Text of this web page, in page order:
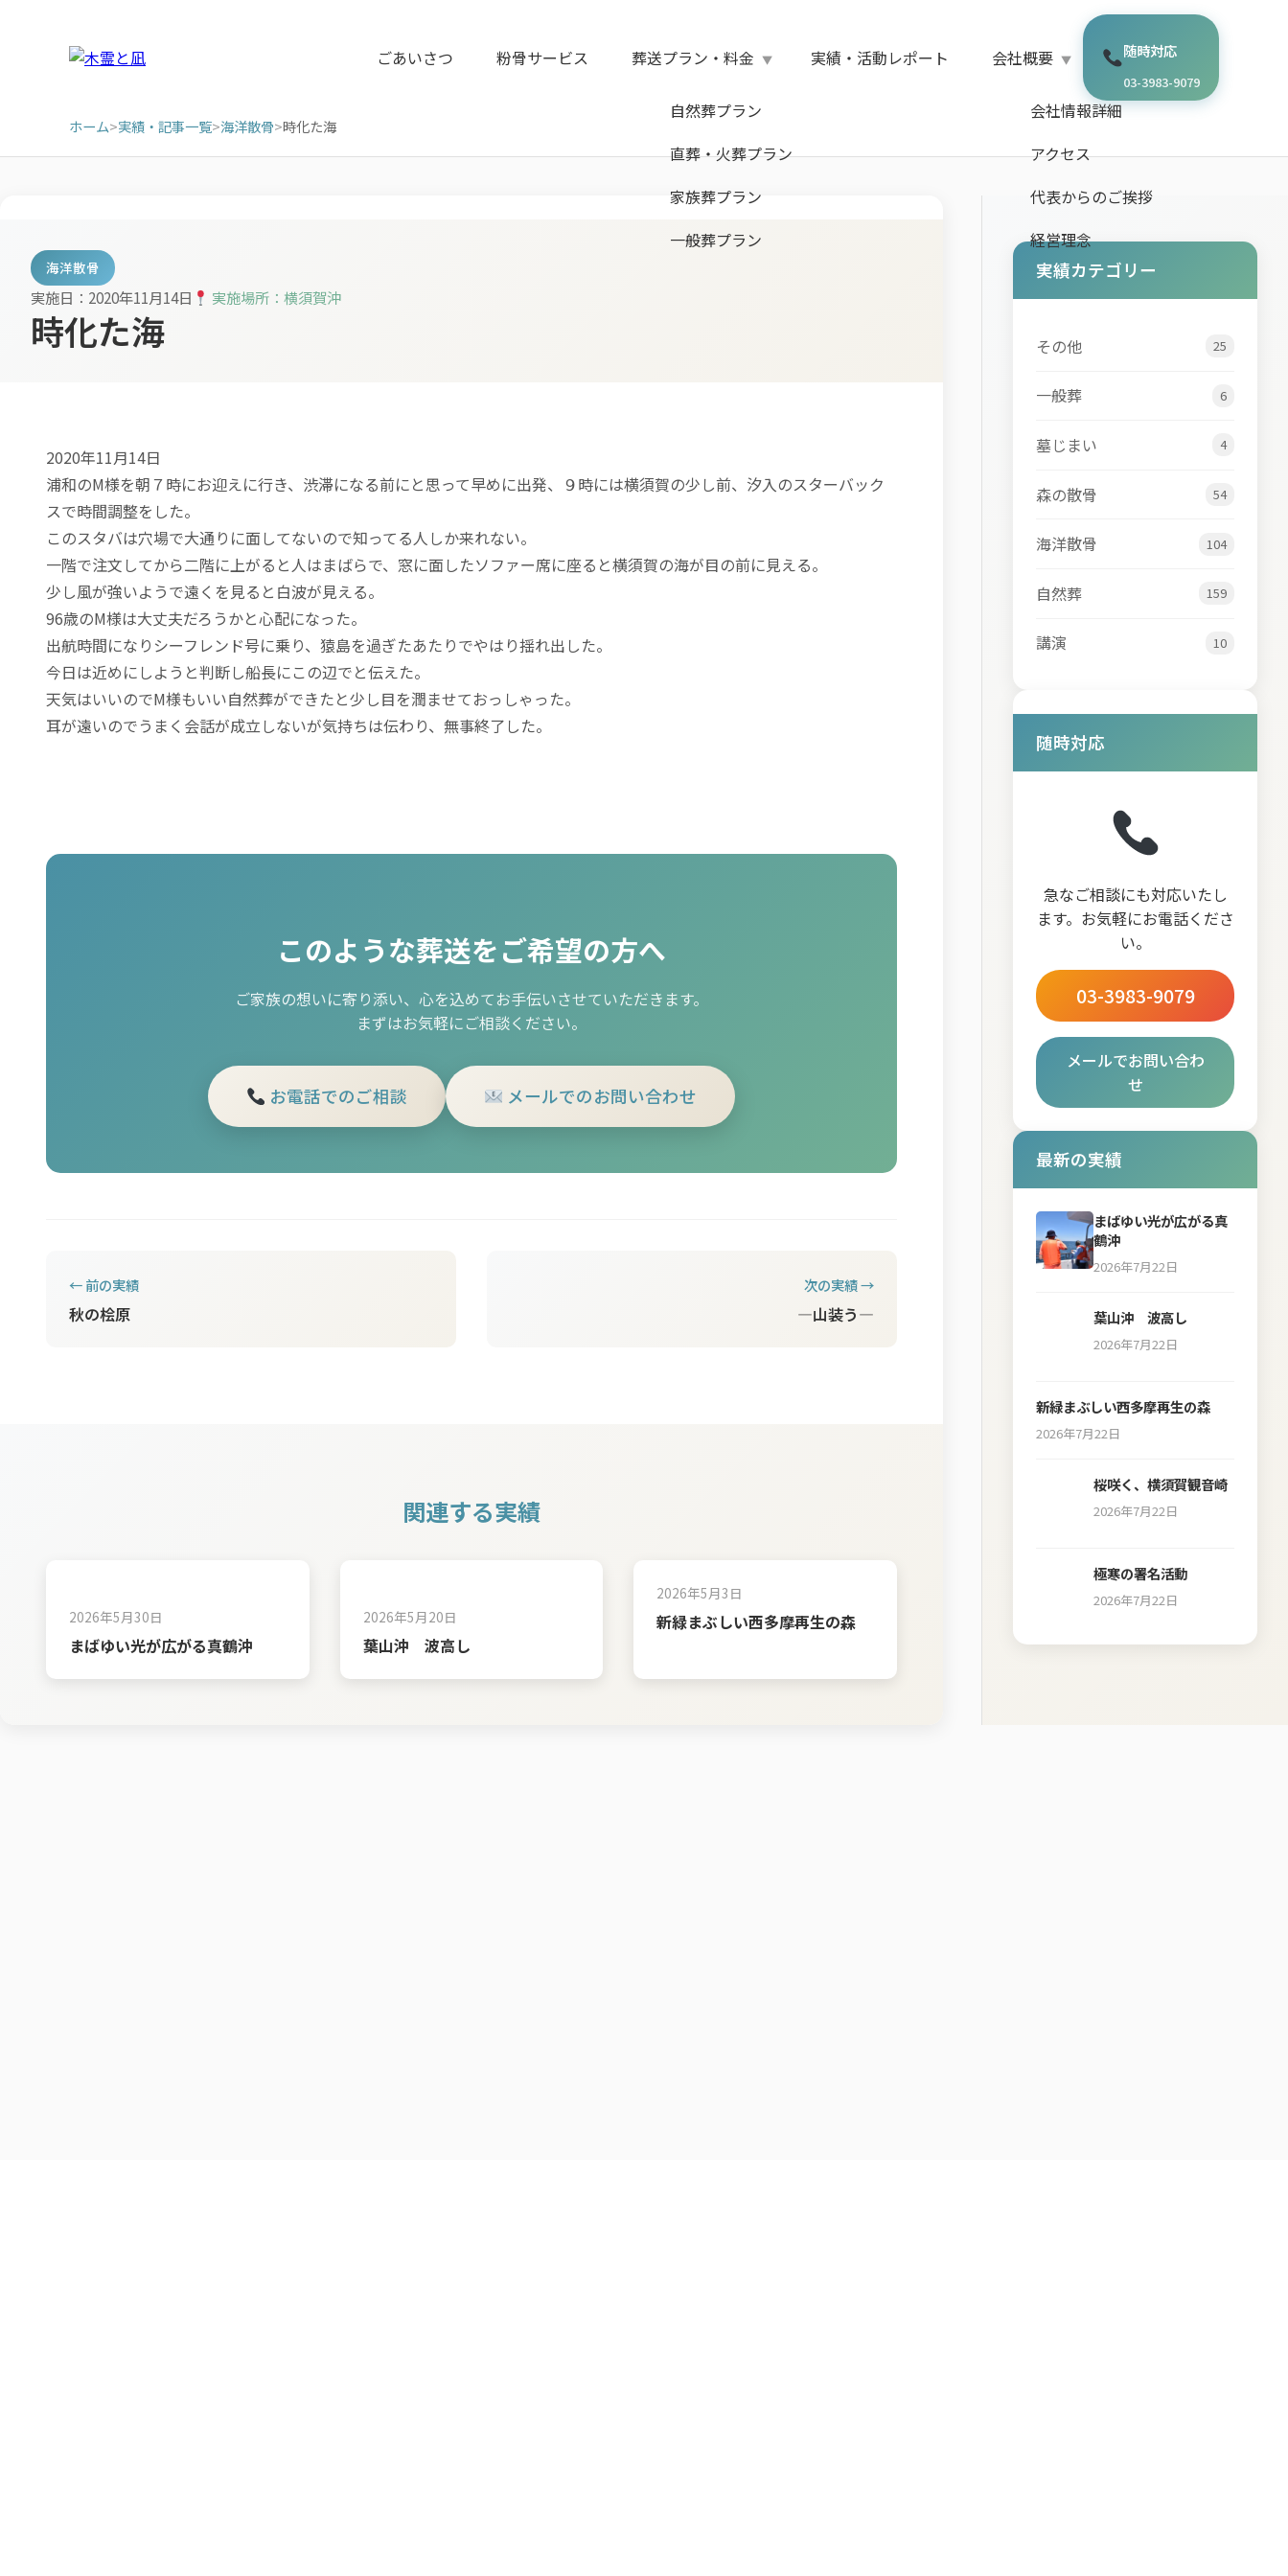
ごあいさつ 粉骨サービス 葬送プラン・料金
自然葬プラン
直葬・火葬プラン
家族葬プラン
一般葬プラン
実績・活動レポート 会社概要
会社情報詳細
アクセス
代表からのご挨拶
経営理念
随時対応
03-3983-9079
ホーム>実績・記事一覧>海洋散骨>時化た海
海洋散骨
実施日：2020年11月14日 実施場所：横須賀沖
時化た海
2020年11月14日
浦和のM様を朝７時にお迎えに行き、渋滞になる前にと思って早めに出発、９時には横須賀の少し前、汐入のスターバック
スで時間調整をした。
このスタバは穴場で大通りに面してないので知ってる人しか来れない。
一階で注文してから二階に上がると人はまばらで、窓に面したソファー席に座ると横須賀の海が目の前に見える。
少し風が強いようで遠くを見ると白波が見える。
96歳のM様は大丈夫だろうかと心配になった。
出航時間になりシーフレンド号に乗り、猿島を過ぎたあたりでやはり揺れ出した。
今日は近めにしようと判断し船長にこの辺でと伝えた。
天気はいいのでM様もいい自然葬ができたと少し目を潤ませておっしゃった。
耳が遠いのでうまく会話が成立しないが気持ちは伝わり、無事終了した。
このような葬送をご希望の方へ
ご家族の想いに寄り添い、心を込めてお手伝いさせていただきます。
まずはお気軽にご相談ください。
お電話でのご相談 メールでのお問い合わせ
← 前の実績
秋の桧原
次の実績 →
—山装う—
関連する実績
2026年5月30日
まばゆい光が広がる真鶴沖
2026年5月20日
葉山沖 波高し
2026年5月3日
新緑まぶしい西多摩再生の森
実績カテゴリー
その他 25
一般葬 6
墓じまい 4
森の散骨 54
海洋散骨 104
自然葬 159
講演 10
随時対応
急なご相談にも対応いたし
ます。お気軽にお電話くださ
い。
03-3983-9079
メールでお問い合わ
せ
最新の実績
まばゆい光が広がる真
鶴沖
2026年7月22日
葉山沖 波高し
2026年7月22日
新緑まぶしい西多摩再生の森
2026年7月22日
桜咲く、横須賀観音崎
2026年7月22日
極寒の署名活動
2026年7月22日